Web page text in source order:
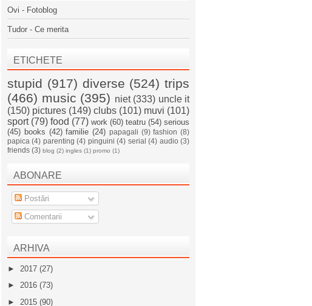
Ovi - Fotoblog
Tudor - Ce merita
ETICHETE
stupid (917) diverse (524) trips
(466) music (395) niet (333) uncle it
(150) pictures (149) clubs (101) muvi (101)
sport (79) food (77) work (60) teatru (54) serious
(45) books (42) familie (24) papagali (9) fashion (8)
papica (4) parenting (4) pinguini (4) serial (4) audio (3)
friends (3) blog (2) ingles (1) promo (1)
ABONARE
Postări
Comentarii
ARHIVA
► 2017 (27)
► 2016 (73)
► 2015 (90)